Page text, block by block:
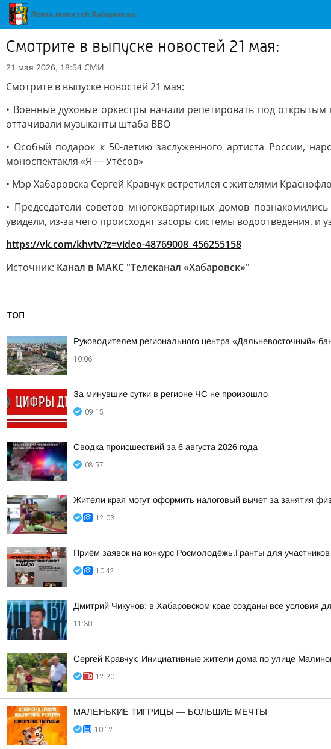
Смотрите в выпуске новостей 21 мая:
21 мая 2026, 18:54 СМИ
Смотрите в выпуске новостей 21 мая:
• Военные духовые оркестры начали репетировать под
оттачивали музыканты штаба ВВО
• Особый подарок к 50-летию заслуженного артиста России,
моноспектакля «Я — Утёсов»
• Мэр Хабаровска Сергей Кравчук встретился с жителями
• Председатели советов многоквартирных домов
увидели, из-за чего происходят засоры системы водоотведения, и
https://vk.com/khvtv?z=video-48769008_456255158
Источник: Канал в МАКС "Телеканал «Хабаровск»"
ТОП
Руководителем регионального центра «Дальневосточный»
10:06
За минувшие сутки в регионе ЧС не произошло
09:15
Сводка происшествий за 6 августа 2026 года
08:57
Жители края могут оформить налоговый вычет за занятия
12:03
Приём заявок на конкурс Росмолодёжь.Гранты для
10:42
Дмитрий Чикунов: в Хабаровском крае созданы все условия
11:30
Сергей Кравчук: Инициативные жители дома по улице
12:30
МАЛЕНЬКИЕ ТИГРИЦЫ — БОЛЬШИЕ МЕЧТЫ
10:12